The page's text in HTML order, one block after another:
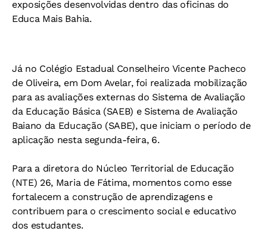
exposições desenvolvidas dentro das oficinas do
Educa Mais Bahia.
Já no Colégio Estadual Conselheiro Vicente Pacheco
de Oliveira, em Dom Avelar, foi realizada mobilização
para as avaliações externas do Sistema de Avaliação
da Educação Básica (SAEB) e Sistema de Avaliação
Baiano da Educação (SABE), que iniciam o período de
aplicação nesta segunda-feira, 6.
Para a diretora do Núcleo Territorial de Educação
(NTE) 26, Maria de Fátima, momentos como esse
fortalecem a construção de aprendizagens e
contribuem para o crescimento social e educativo
dos estudantes.